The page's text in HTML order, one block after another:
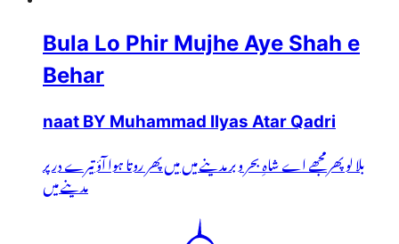
Bula Lo Phir Mujhe Aye Shah e
Behar
naat BY Muhammad Ilyas Atar Qadri
بلا لو پھر مجھے اے شاہِ بحر و بر مدینے میں میں پھر روتا ہوا آؤ تیرے در پر
مدینے میں